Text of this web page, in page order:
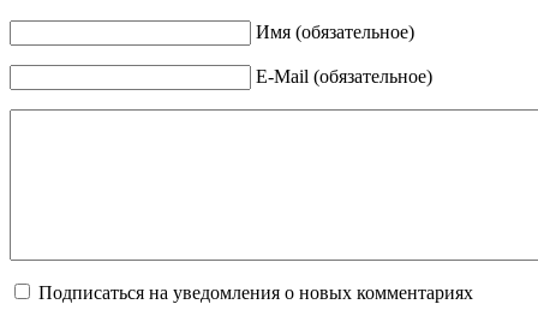
Имя (обязательное)
E-Mail (обязательное)
Подписаться на уведомления о новых комментариях